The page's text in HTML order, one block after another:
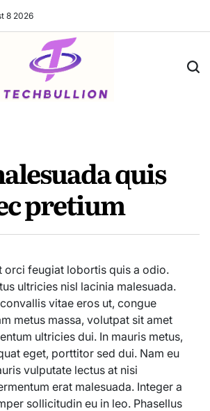
8 2026
quis
pretium
orci feugiat lobortis quis a odio.
ultricies nisl lacinia malesuada.
vitae eros ut, congue
metus massa, volutpat sit amet
ultricies dui. In mauris metus,
eget, porttitor sed dui. Nam eu
vulputate lectus at nisi
erat malesuada. Integer a
sollicitudin eu in leo. Phasellus